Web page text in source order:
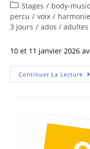
Stages / body-
percu / voix / harmonie
3 jours / ados / adultes
10 et 11 janvier 2026
Continuer La Lecture